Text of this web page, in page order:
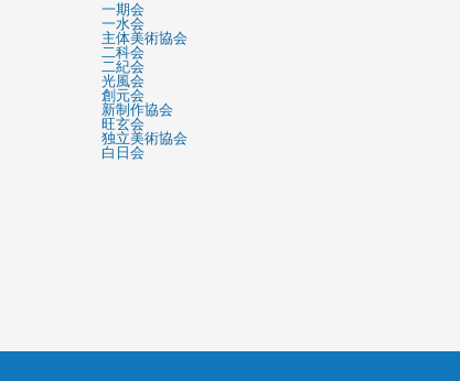
一期会
一水会
主体美術協会
二科会
二紀会
光風会
創元会
新制作協会
旺玄会
独立美術協会
白日会